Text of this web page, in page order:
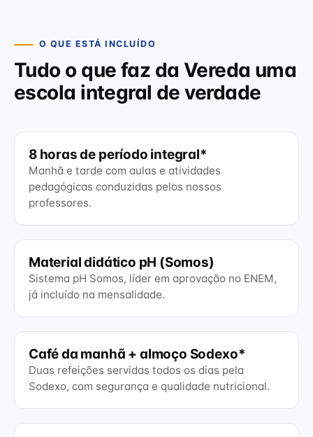
O QUE ESTÁ INCLUÍDO
Tudo o que faz da Vereda uma
escola integral de verdade
8 horas de período integral*
Manhã e tarde com aulas e atividades
pedagógicas conduzidas pelos nossos
professores.
Material didático pH (Somos)
Sistema pH Somos, líder em aprovação no ENEM,
já incluído na mensalidade.
Café da manhã + almoço Sodexo*
Duas refeições servidas todos os dias pela
Sodexo, com segurança e qualidade nutricional.